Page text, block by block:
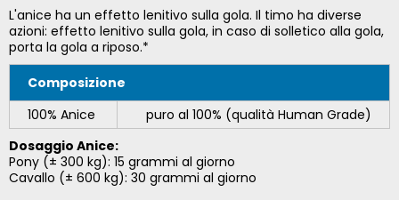
L'anice ha un effetto lenitivo sulla gola. Il timo ha diverse
azioni: effetto lenitivo sulla gola, in caso di solletico alla gola,
porta la gola a riposo.*
Composizione
100% Anice
puro al 100% (qualità Human Grade)
Dosaggio Anice:
Pony (± 300 kg): 15 grammi al giorno
Cavallo (± 600 kg): 30 grammi al giorno